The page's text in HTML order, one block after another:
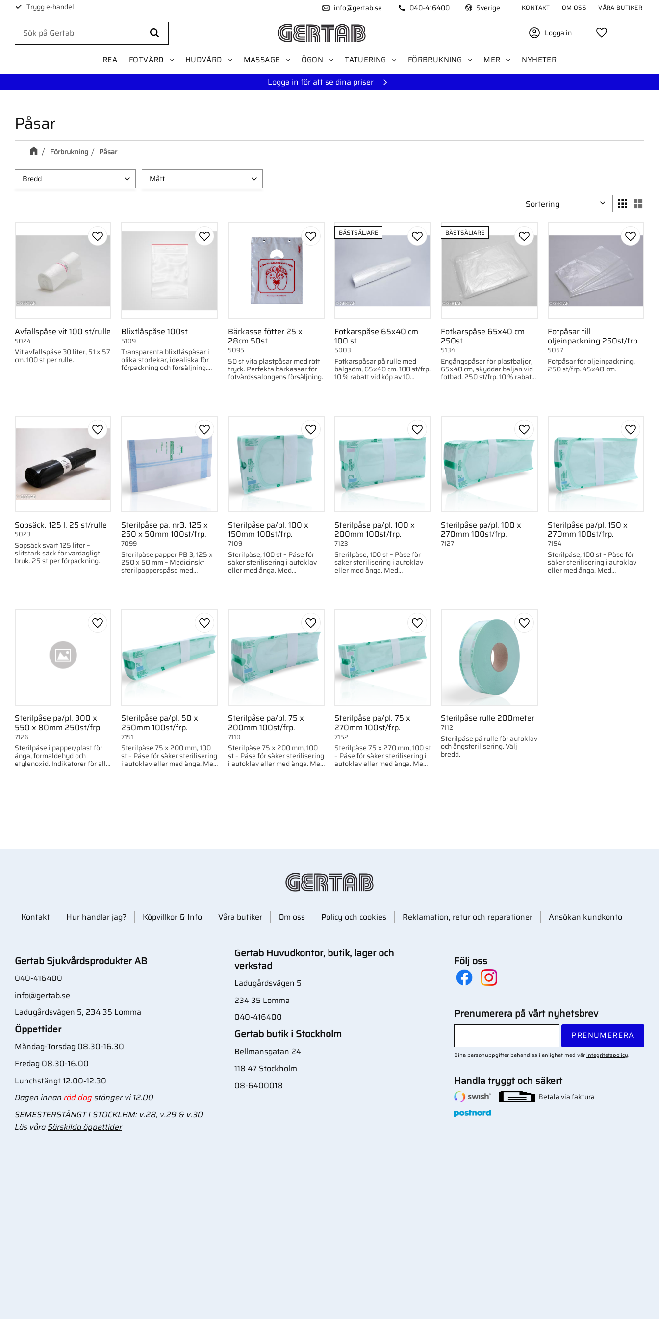
Trygg e-handel
1-3 dagars leverans info@gertab.se 040-416400 Sverige KONTAKT OM OSS VÅRA BUTIKER
Logga in
REA FOTVÅRD HUDVÅRD MASSAGE ÖGON TATUERING FÖRBRUKNING MER NYHETER
Logga in för att se dina priser
Påsar
Förbrukning Påsar
Bredd
Mått
10cm x 15cm 1
Välj sortering
Avfallspåse vit 100 st/rulle
Vit avfallspåse 30 liter, 51 x 57
cm. 100 st per rulle.
5024
Lägg till i favoriter
Blixtlåspåse 100st
Transparenta blixtlåspåsar i
olika storlekar, idealiska för
förpackning och försäljning.
5109
Lägg till i favoriter
Bärkasse fötter 25 x
28cm 50st
50 st vita plastpåsar med rött
tryck. Perfekta bärkassar för
fotvårdssalongens försäljning.
5095
Lägg till i favoriter
Fotkarspåse 65x40 cm
100 st
Fotkarspåsar på rulle med
bälgsöm, 65x40 cm. 100 st/frp.
10 % rabatt vid köp av 10
5003
BÄSTSÄLJARE
Lägg till i favoriter
Fotkarspåse 65x40 cm
250st
Engångspåsar för plastbaljor,
65x40 cm, skyddar baljan vid
fotbad. 250 st/frp. 10 % rabatt
5134
BÄSTSÄLJARE
Lägg till i favoriter
Fotpåsar till
oljeinpackning 250st/frp.
Fotpåsar för oljeinpackning,
250 st/frp. 45x48 cm.
5057
Lägg
Sopsäck, 125 l, 25 st/rulle
Sopsäck svart 125 liter –
slitstark säck för vardagligt
bruk. 25 st per förpackning.
5023
Lägg till i favoriter
Sterilpåse pa. nr3. 125 x
250 x 50mm 100st/frp.
Sterilpåse papper PB 3, 125 x
250 x 50 mm – Medicinskt
sterilpapperspåse med
7099
Lägg till i favoriter
Sterilpåse pa/pl. 100 x
150mm 100st/frp.
Sterilpåse, 100 st – Påse för
säker sterilisering i autoklav
eller med ånga. Med
7109
Lägg till i favoriter
Sterilpåse pa/pl. 100 x
200mm 100st/frp.
Sterilpåse, 100 st – Påse för
säker sterilisering i autoklav
eller med ånga. Med
7123
Lägg till i favoriter
Sterilpåse pa/pl. 100 x
270mm 100st/frp.
7127
Lägg till i favoriter
Sterilpåse pa/pl. 150 x
270mm 100st/frp.
Sterilpåse, 100 st – Påse för
säker sterilisering i autoklav
eller med ånga. Med
7154
Lägg
Sterilpåse pa/pl. 300 x
550 x 80mm 250st/frp.
Sterilpåse i papper/plast för
ånga, formaldehyd och
etylenoxid. Indikatorer för alla
7126
Lägg till i favoriter
Sterilpåse pa/pl. 50 x
250mm 100st/frp.
Sterilpåse 75 x 200 mm, 100
st – Påse för säker sterilisering
i autoklav eller med ånga. Med
7151
Lägg till i favoriter
Sterilpåse pa/pl. 75 x
200mm 100st/frp.
Sterilpåse 75 x 200 mm, 100
st – Påse för säker sterilisering
i autoklav eller med ånga. Med
7110
Lägg till i favoriter
Sterilpåse pa/pl. 75 x
270mm 100st/frp.
Sterilpåse 75 x 270 mm, 100 st
– Påse för säker sterilisering i
autoklav eller med ånga. Med
7152
Lägg till i favoriter
Sterilpåse rulle 200meter
Sterilpåse på rulle för autoklav
och ångsterilisering. Välj
bredd.
7112
Lägg till i favoriter
Kontakt Hur handlar jag? Köpvillkor & Info Våra butiker Om oss Policy och cookies Reklamation, retur och reparationer Ansökan kundkonto
Gertab Sjukvårdsprodukter AB
040-416400
info@gertab.se
Ladugårdsvägen 5, 234 35 Lomma
Öppettider
Måndag-Torsdag 08.30-16.30
Fredag 08.30-16.00
Lunchstängt 12.00-12.30
Dagen innan röd dag stänger vi 12.00
SEMESTERSTÄNGT I STOCKLHM: v.28, v.29 & v.30
Läs våraSärskilda öppettider
Gertab Huvudkontor, butik, lager och
verkstad
Ladugårdsvägen 5
234 35 Lomma
040-416400
Gertab butik i Stockholm
Bellmansgatan 24
118 47 Stockholm
08-6400018
Följ oss
Prenumerera på vårt nyhetsbrev
PRENUMERERA
Dina personuppgifter behandlas i enlighet med vår integritetspolicy.
Handla tryggt och säkert
Betala via faktura